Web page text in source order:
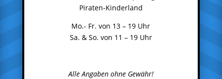
Piraten-Kinderland
Mo.- Fr. von 13 – 19 Uhr
Sa. & So. von 11 – 19 Uhr
Alle Angaben ohne Gewähr!